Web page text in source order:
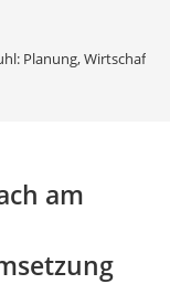
Planung,
am